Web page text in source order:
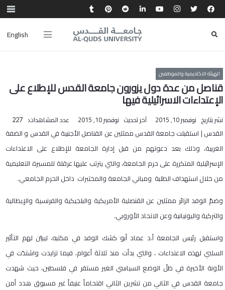
English
الهيئة الاكاديمية والموظفين
قناصل من عدة دول يزورون جامعة القدس للإطلاع على
الإعتداءات الاسرائيلية فيها
نشر بتاريخ نوفمبر 10, 2015 آخر تحديث نوفمبر 10, 2015 عدد المشاهدات: 227
القدس | استقبلت جامعة القدس ممثلين عن القناصل الأجنبية في القدس و الضفة
الغربية، وذلك بعد دعوتهم من قبل إدارة الجامعة للإطلاع على الاعتداءات
الإسرائيلية المتكررة على حرم الجامعة، والتي يترتب عليها عرقلة للمسيرة التعليمية
من خلال استهداف الطلبة ومباني الجامعة والمختبرات داخل الحرم الجامعي.
وضمّ الوفد الزائر ممثلين عن القنصلية الأمريكية والبلجيكية والفرنسية والإيطالية
والتركية واليونيانية وعن الاتحاد الأوروبي.
واستقبل رئيس الجامعة أ.د عماد أبو كشك الوفد في مكتبه، ليبيّن لهم التأئير
السلبي لهذه الاعتداءات ، والتي بدأت منذ ثلاثة أعوام، فيما تزايدت واشتدّت في
الأونة الأخيرة في ظلّ الوضع السياسي الغير مستقر في فلسطين، حيث شهدت
جامعة القدس في الثاني من تشرين الثاني اقتحاماً عنيفاً غير مسبوق هدد أمن